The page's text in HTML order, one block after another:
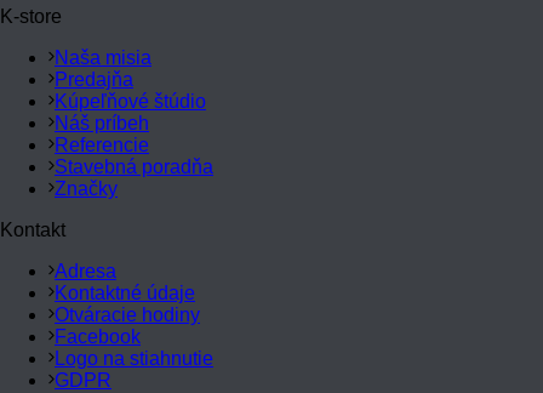
K-store
Naša misia
Predajňa
Kúpeľňové štúdio
Náš príbeh
Referencie
Stavebná poradňa
Značky
Kontakt
Adresa
Kontaktné údaje
Otváracie hodiny
Facebook
Logo na stiahnutie
GDPR